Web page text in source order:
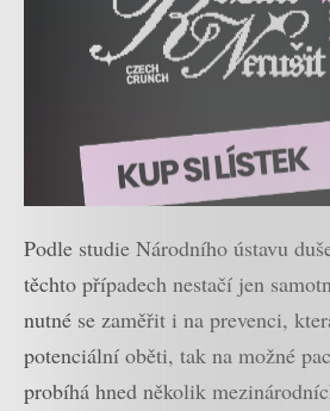
Podle studie Národního ústavu
těchto případech nestačí jen
nutné se zaměřit i na prevenci,
potenciální oběti, tak na možné
probíhá hned několik